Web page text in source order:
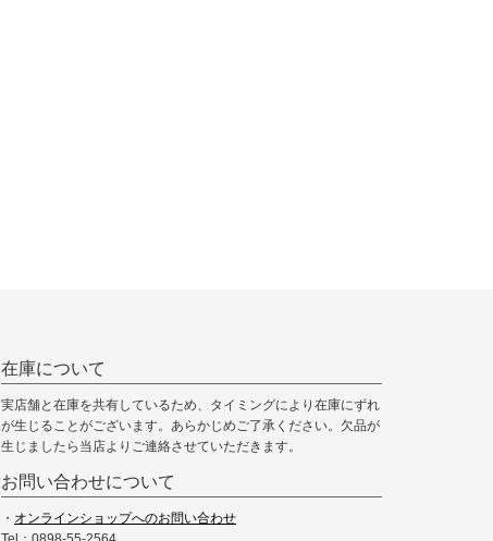
在庫について
実店舗と在庫を共有しているため、タイミングにより在庫にずれ
が生じることがございます。あらかじめご了承ください。欠品が
生じましたら当店よりご連絡させていただきます。
お問い合わせについて
・ オンラインショップへのお問い合わせ